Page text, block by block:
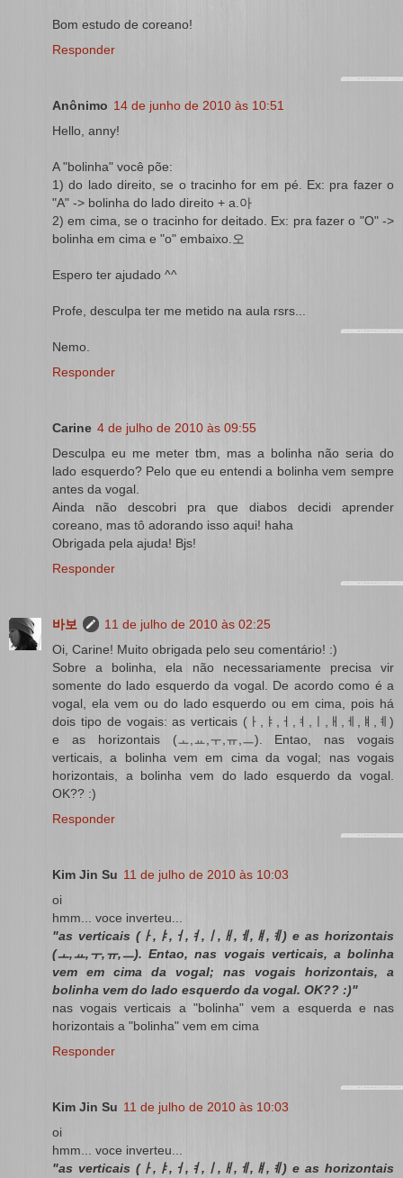
Bom estudo de coreano!
Responder
Anônimo 14 de junho de 2010 às 10:51
Hello, anny!
A "bolinha" você põe:
1) do lado direito, se o tracinho for em pé. Ex: pra fazer o
"A" -> bolinha do lado direito + a.아
2) em cima, se o tracinho for deitado. Ex: pra fazer o "O" ->
bolinha em cima e "o" embaixo.오
Espero ter ajudado ^^
Profe, desculpa ter me metido na aula rsrs...
Nemo.
Responder
Carine 4 de julho de 2010 às 09:55
Desculpa eu me meter tbm, mas a bolinha não seria do
lado esquerdo? Pelo que eu entendi a bolinha vem sempre
antes da vogal.
Ainda não descobri pra que diabos decidi aprender
coreano, mas tô adorando isso aqui! haha
Obrigada pela ajuda! Bjs!
Responder
바보
11 de julho de 2010 às 02:25
Oi, Carine! Muito obrigada pelo seu comentário! :)
Sobre a bolinha, ela não necessariamente precisa vir
somente do lado esquerdo da vogal. De acordo como é a
vogal, ela vem ou do lado esquerdo ou em cima, pois há
dois tipo de vogais: as verticais (ㅏ,ㅑ,ㅓ,ㅕ,ㅣ,ㅐ,ㅔ,ㅒ,ㅖ)
e as horizontais (ㅗ,ㅛ,ㅜ,ㅠ,ㅡ). Entao, nas vogais
verticais, a bolinha vem em cima da vogal; nas vogais
horizontais, a bolinha vem do lado esquerdo da vogal.
OK?? :)
Responder
Kim Jin Su 11 de julho de 2010 às 10:03
oi
hmm... voce inverteu...
"as verticais (ㅏ,ㅑ,ㅓ,ㅕ,ㅣ,ㅐ,ㅔ,ㅒ,ㅖ) e as horizontais
(ㅗ,ㅛ,ㅜ,ㅠ,ㅡ). Entao, nas vogais verticais, a bolinha
vem em cima da vogal; nas vogais horizontais, a
bolinha vem do lado esquerdo da vogal. OK?? :)"
nas vogais verticais a "bolinha" vem a esquerda e nas
horizontais a "bolinha" vem em cima
Responder
Kim Jin Su 11 de julho de 2010 às 10:03
oi
hmm... voce inverteu...
"as verticais (ㅏ,ㅑ,ㅓ,ㅕ,ㅣ,ㅐ,ㅔ,ㅒ,ㅖ) e as horizontais